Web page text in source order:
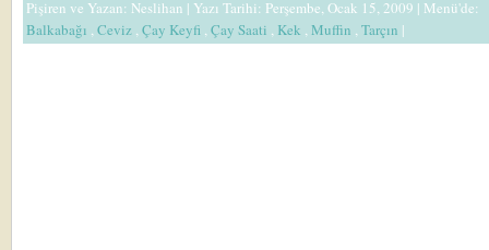
Pişiren ve Yazan: Neslihan | Yazı Tarihi: Perşembe, Ocak 15, 2009 | Menü'de:
Balkabağı ,Ceviz ,Çay Keyfi ,Çay Saati , Kek ,Muffin ,Tarçın |